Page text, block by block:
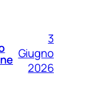
3
Giugno
2026